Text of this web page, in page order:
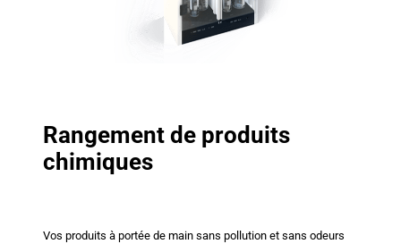
Rangement de produits
chimiques
Vos produits à portée de main sans pollution et sans odeurs